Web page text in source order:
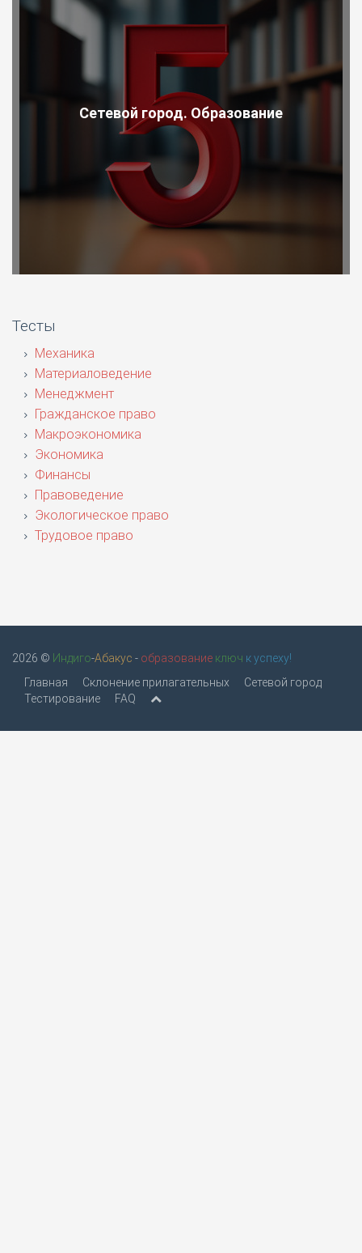
Сетевой город. Образование
Тесты
Механика
Материаловедение
Менеджмент
Гражданское право
Макроэкономика
Экономика
Финансы
Правоведение
Экологическое право
Трудовое право
2026 © Индиго-Абакус - образование ключ к успеху!
Главная
Склонение прилагательных
Сетевой город
Тестирование
FAQ